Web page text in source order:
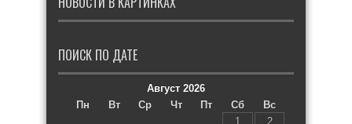
ПОИСК ПО ДАТЕ
Август 2026
Пн
Вт Ср Чт Пт Сб
Вс
1
2